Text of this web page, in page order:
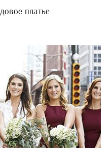
платье